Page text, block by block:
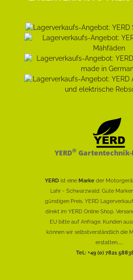
YERD®Gartentechnik-
YERD ist eine Marke der
Lahr - Schwarzwald: Gute
günstigen Preis. YERD
direkt im YERD Online Shop.
EU bitte auf Anfrage. Kunden
können wir selbstverständlich die
erstatten......
Tel.: +49 (0) 7821